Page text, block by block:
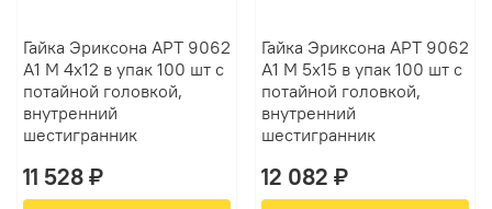
Гайка Эриксона АРТ 9062
А1 M 4х12 в упак 100 шт с
потайной головкой,
внутренний
шестигранник
11 528 ₽
Гайка Эриксона АРТ 9062
А1 M 5х15 в упак 100 шт с
потайной головкой,
внутренний
шестигранник
12 082 ₽